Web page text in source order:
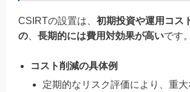
CSIRTの設置は、 初期投資や運用コス
の
長期的には費用対効果が高いです。
コスト削減の具体例
定期的なリスク評価により、重